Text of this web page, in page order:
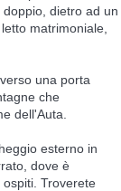
dietro ad un
matrimoniale,
una porta
che
dell'Auta.
esterno in
dove è
Troverete